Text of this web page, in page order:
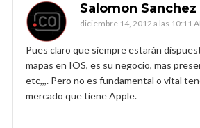
Salomon Sanchez
diciembre 14, 2012 a las 10:11
Pues claro que siempre estarán
mapas en IOS, es su negocio, mas
etc,,,. Pero no es fundamental o vital
mercado que tiene Apple.